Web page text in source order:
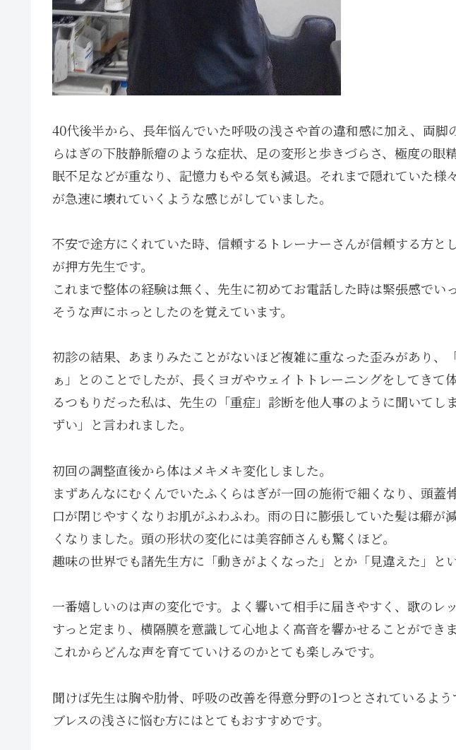
40代後半から、長年悩んでいた呼吸の浅さや首の違和感に加え、両脚
らはぎの下肢静脈瘤のような症状、足の変形と歩きづらさ、極度の眼
眠不足などが重なり、記憶力もやる気も減退。それまで隠れていた様
が急速に壊れていくような感じがしていました。
不安で途方にくれていた時、信頼するトレーナーさんが信頼する方と
が押方先生です。
これまで整体の経験は無く、先生に初めてお電話した時は緊張感でい
そうな声にホっとしたのを覚えています。
初診の結果、あまりみたことがないほど複雑に重なった歪みがあり、
ぁ」とのことでしたが、長くヨガやウェイトトレーニングをしてきて
るつもりだった私は、先生の「重症」診断を他人事のように聞いてし
ずい」と言われました。
初回の調整直後から体はメキメキ変化しました。
まずあんなにむくんでいたふくらはぎが一回の施術で細くなり、頭蓋
口が閉じやすくなりお肌がふわふわ。雨の日に膨張していた髪は癖が
くなりました。頭の形状の変化には美容師さんも驚くほど。
趣味の世界でも諸先生方に「動きがよくなった」とか「見違えた」と
一番嬉しいのは声の変化です。よく響いて相手に届きやすく、歌のレ
すっと定まり、横隔膜を意識して心地よく高音を響かせることができま
これからどんな声を育てていけるのかとても楽しみです。
聞けば先生は胸や肋骨、呼吸の改善を得意分野の1つとされているよ
ブレスの浅さに悩む方にはとてもおすすめです。